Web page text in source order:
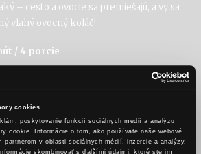
cookies
poskytovanie funkcií sociálnych médií a analýzu
cookie. Informácie o tom, ako používate naše webové
partnerom v oblasti sociálnych médií, inzercie a analýzy.
skombinovať s ďalšími údajmi, ktoré ste im
– cesto a ovocie sa premiešajú, a vy sa
vlahý ovocný koláč!
/ 4 porcie
KB